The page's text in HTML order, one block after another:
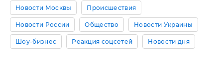
Новости Москвы Происшествия
Новости России Общество Новости Украины
Шоу-бизнес Реакция соцсетей Новости дня